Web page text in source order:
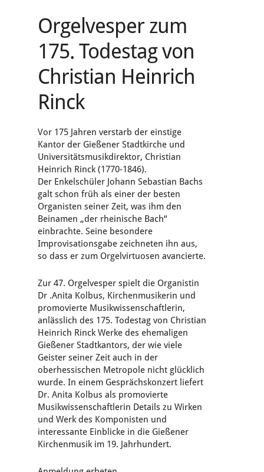
Orgelvesper zum
175. Todestag von
Christian Heinrich
Rinck
Vor 175 Jahren verstarb der einstige
Kantor der Gießener Stadtkirche und
Universitätsmusikdirektor, Christian
Heinrich Rinck (1770-1846).
Der Enkelschüler Johann Sebastian Bachs
galt schon früh als einer der besten
Organisten seiner Zeit, was ihm den
Beinamen „der rheinische Bach“
einbrachte. Seine besondere
Improvisationsgabe zeichneten ihn aus,
so dass er zum Orgelvirtuosen avancierte.
Zur 47. Orgelvesper spielt die Organistin
Dr .Anita Kolbus, Kirchenmusikerin und
promovierte Musikwissenschaftlerin,
anlässlich des 175. Todestag von Christian
Heinrich Rinck Werke des ehemaligen
Gießener Stadtkantors, der wie viele
Geister seiner Zeit auch in der
oberhessischen Metropole nicht glücklich
wurde. In einem Gesprächskonzert liefert
Dr. Anita Kolbus als promovierte
Musikwissenschaftlerin Details zu Wirken
und Werk des Komponisten und
interessante Einblicke in die Gießener
Kirchenmusik im 19. Jahrhundert.